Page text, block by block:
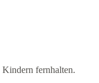
fernhalten.